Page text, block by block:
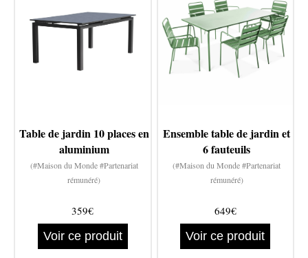
Table de jardin 10 places en
aluminium
(#Maison du Monde #Partenariat
rémunéré)
359€
Voir ce produit
Ensemble table de jardin et
6 fauteuils
(#Maison du Monde #Partenariat
rémunéré)
649€
Voir ce produit